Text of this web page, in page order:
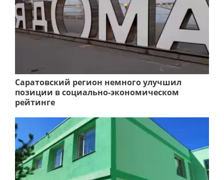
Саратовский регион немного улучшил
позиции в социально-экономическом
рейтинге